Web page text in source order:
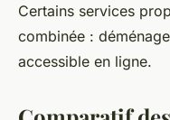
Certains services
combinée :
accessible en ligne.